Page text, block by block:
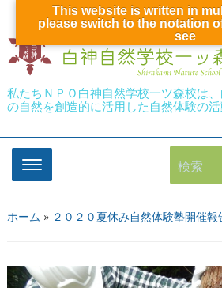
私たちＮＰＯ白神自然学校一ツ森校は
の自然を創造的に活用した自然体験の活
検索
ホーム » ２０２０夏休み自然体験塾開催報
This website is written in
please switch to the notation
see